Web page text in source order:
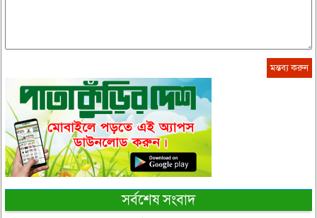
সর্বশেষ সংবাদ